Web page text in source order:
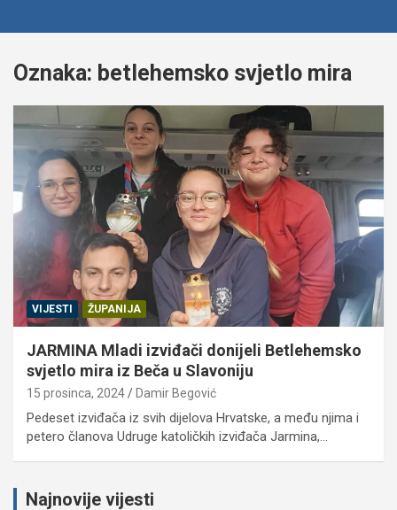
Oznaka: betlehemsko svjetlo mira
VIJESTI ŽUPANIJA
JARMINA Mladi izviđači donijeli Betlehemsko
svjetlo mira iz Beča u Slavoniju
15 prosinca, 2024 Damir Begović
Pedeset izviđača iz svih dijelova Hrvatske, a među njima i
petero članova Udruge katoličkih izviđača Jarmina,…
Najnovije vijesti